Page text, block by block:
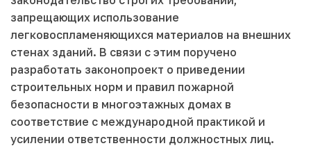
запрещающих использование
легковоспламеняющихся материалов на внешних
стенах зданий. В связи с этим поручено
разработать законопроект о приведении
строительных норм и правил пожарной
безопасности в многоэтажных домах в
соответствие с международной практикой и
усилении ответственности должностных лиц.